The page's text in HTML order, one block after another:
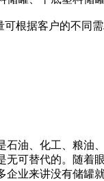
根据客户的不
油、化工、粮油、
可替代的。随
业来讲没有储